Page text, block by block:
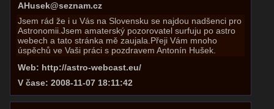
AHusek@seznam.cz
Jsem rád že i u Vás na Slovensku se najdou nadšenci pro
Astronomii.Jsem amaterský pozorovatel surfuju po astro
webech a tato stránka mě zaujala.Přeji Vám mnoho
úspěchů ve Vaši práci s pozdravem Antonín Hušek.
Web: http://astro-webcast.eu/
V čase: 2008-11-07 18:11:42